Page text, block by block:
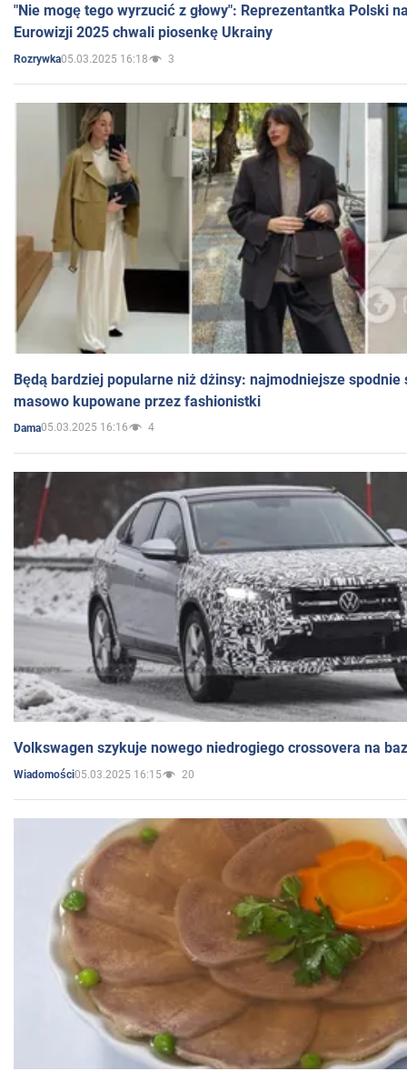
"Nie mogę tego wyrzucić z głowy": Reprezentantka Polski
Eurowizji 2025 chwali piosenkę Ukrainy
Rozrywka05.03.2025 16:18 3
Będą bardziej popularne niż dżinsy: najmodniejsze spodnie
masowo kupowane przez fashionistki
Dama05.03.2025 16:16 4
Volkswagen szykuje nowego niedrogiego crossovera na
Wiadomości05.03.2025 16:15 20